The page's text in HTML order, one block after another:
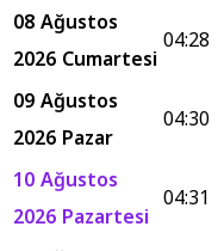
08 Ağustos
2026 Cumartesi
04:28
09 Ağustos
2026 Pazar
04:30
10 Ağustos
2026 Pazartesi
04:31